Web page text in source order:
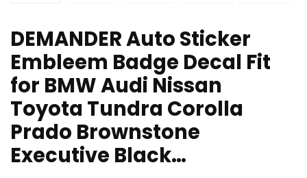
DEMANDER Auto Sticker
Embleem Badge Decal Fit
for BMW Audi Nissan
Toyota Tundra Corolla
Prado Brownstone
Executive Black…